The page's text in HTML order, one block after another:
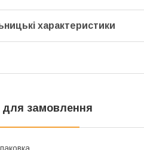
характеристики
для замовлення